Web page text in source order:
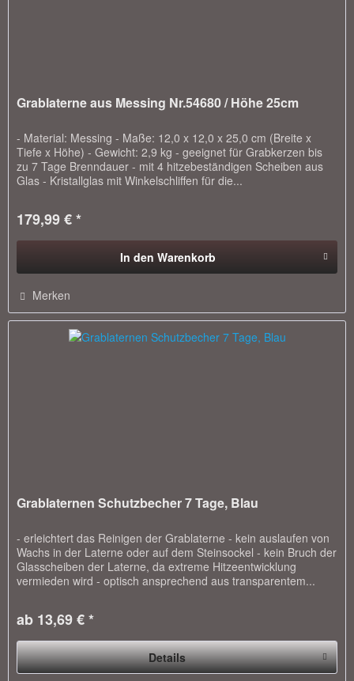
Grablaterne aus Messing Nr.54680 / Höhe 25cm
- Material: Messing - Maße: 12,0 x 12,0 x 25,0 cm (Breite x
Tiefe x Höhe) - Gewicht: 2,9 kg - geeignet für Grabkerzen bis
zu 7 Tage Brenndauer - mit 4 hitzebeständigen Scheiben aus
Glas - Kristallglas mit Winkelschliffen für die...
179,99 € *
In den Warenkorb
Merken
Grablaternen Schutzbecher 7 Tage, Blau
- erleichtert das Reinigen der Grablaterne - kein auslaufen von
Wachs in der Laterne oder auf dem Steinsockel - kein Bruch der
Glasscheiben der Laterne, da extreme Hitzeentwicklung
vermieden wird - optisch ansprechend aus transparentem...
ab 13,69 € *
Details